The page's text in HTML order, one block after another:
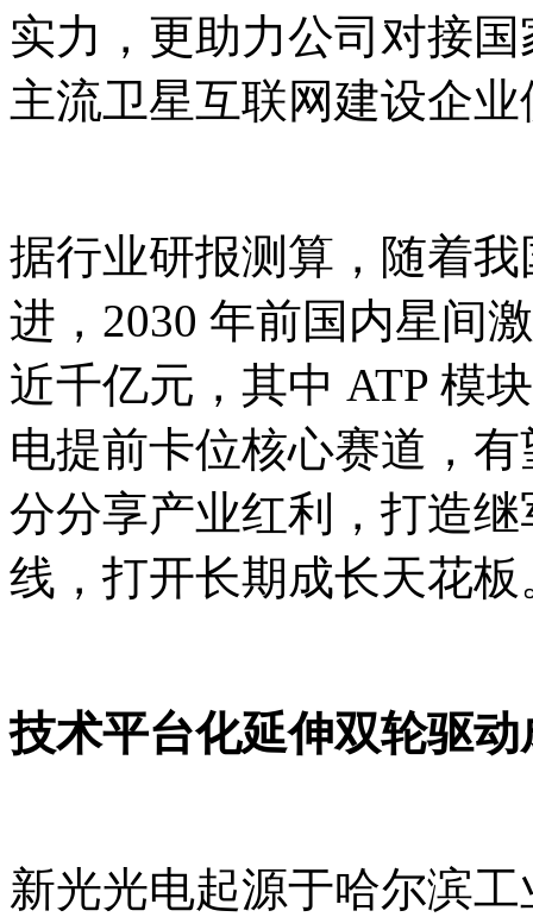
实力，更助力公司对接
主流卫星互联网建设企
据行业研报测算，随着
进，2030 年前国内星间
近千亿元，其中 ATP 模
电提前卡位核心赛道，
分分享产业红利，打造
线，打开长期成长天花板
技术平台化延伸双轮驱
新光光电起源于哈尔滨